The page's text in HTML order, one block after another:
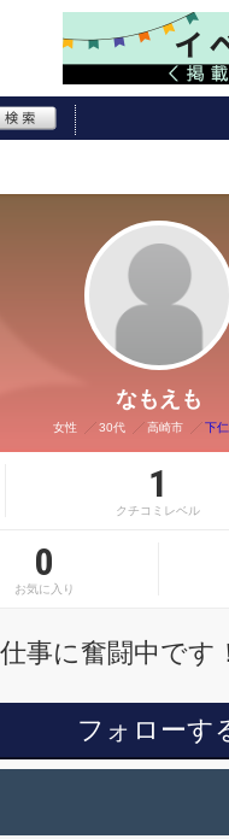
なもえも
女性 30代 高崎市 下
1
クチコミレベル
0
お気に入り
事に奮闘中で
フォローす